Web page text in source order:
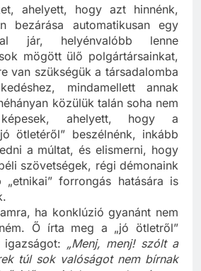
elő a társadalomban
ahelyett, hogy azt hinnénk,
bezárása automatikusan egy
jár, helyénvalóbb lenne
mögött ülő polgártársainkat,
van szükségük a társadalomba
mindamellett annak
közülük talán soha nem
ahelyett, hogy a
ötletéről” beszélnénk, inkább
a múltat, és elismerni, hogy
szövetségek, régi démonaink
forrongás hatására is
ha konklúzió gyanánt nem
Ő írta meg a „jó ötletről”
igazságot:„Menj, menj! szólt a